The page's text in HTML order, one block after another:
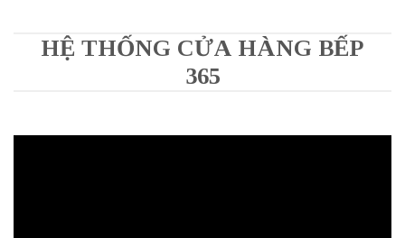
HỆ THỐNG CỬA HÀNG BẾP
365